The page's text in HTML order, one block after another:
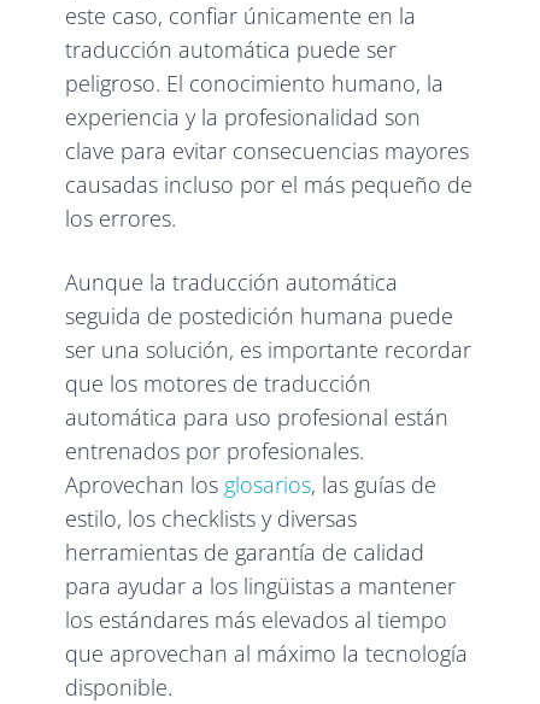
este caso, confiar únicamente en la
traducción automática puede ser
peligroso. El conocimiento humano, la
experiencia y la profesionalidad son
clave para evitar consecuencias mayores
causadas incluso por el más pequeño de
los errores.
Aunque la traducción automática
seguida de postedición humana puede
ser una solución, es importante recordar
que los motores de traducción
automática para uso profesional están
entrenados por profesionales.
Aprovechan losglosarios, las guías de
estilo, los checklists y diversas
herramientas de garantía de calidad
para ayudar a los lingüistas a mantener
los estándares más elevados al tiempo
que aprovechan al máximo la tecnología
disponible.